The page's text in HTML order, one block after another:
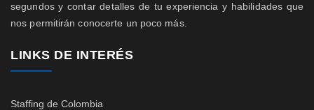
segundos y contar detalles de tu experiencia y habilidades que
nos permitirán conocerte un poco más.
LINKS DE INTERÉS
Staffing de Colombia